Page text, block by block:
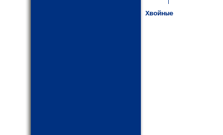
Хвойные